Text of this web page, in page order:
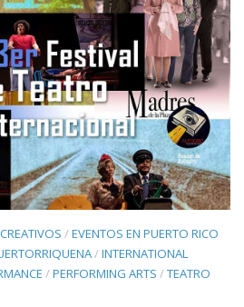
/EVENTOS EN PUERTO RICO
/INTERNATIONAL
/PERFORMING ARTS /TEATRO